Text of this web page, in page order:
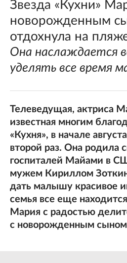
Звезда «Кухни»
новорожденным
отдохнула на
Она наслаждается
уделять все время
Телеведущая, актриса
известная многим
«Кухня», в начале
второй раз. Она родила
госпиталей Майами в
мужем Кириллом
дать малышу красивое
семья все еще
Мария с радостью
с новорожденным сыном